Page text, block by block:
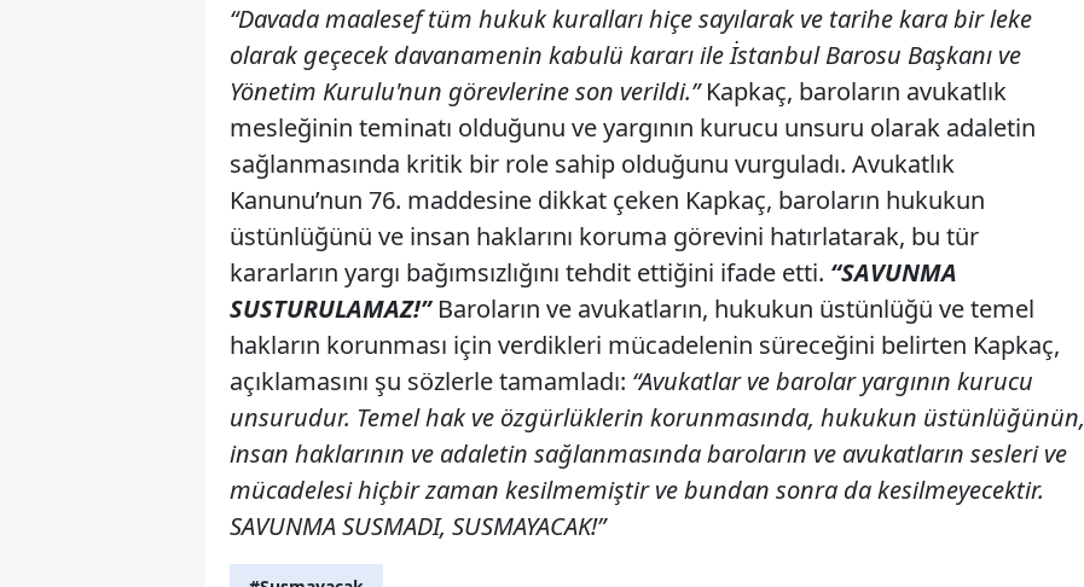
“Davada maalesef tüm hukuk kuralları hiçe sayılarak ve tarihe kara bir leke
olarak geçecek davanamenin kabulü kararı ile İstanbul Barosu Başkanı ve
Yönetim Kurulu'nun görevlerine son verildi.”Kapkaç, baroların avukatlık
mesleğinin teminatı olduğunu ve yargının kurucu unsuru olarak adaletin
sağlanmasında kritik bir role sahip olduğunu vurguladı. Avukatlık
Kanunu’nun 76. maddesine dikkat çeken Kapkaç, baroların hukukun
üstünlüğünü ve insan haklarını koruma görevini hatırlatarak, bu tür
kararların yargı bağımsızlığını tehdit ettiğini ifade etti. “SAVUNMA
SUSTURULAMAZ!”Baroların ve avukatların, hukukun üstünlüğü ve temel
hakların korunması için verdikleri mücadelenin süreceğini belirten Kapkaç,
açıklamasını şu sözlerle tamamladı: “Avukatlar ve barolar yargının kurucu
unsurudur. Temel hak ve özgürlüklerin korunmasında, hukukun üstünlüğünün,
insan haklarının ve adaletin sağlanmasında baroların ve avukatların sesleri ve
mücadelesi hiçbir zaman kesilmemiştir ve bundan sonra da kesilmeyecektir.
SAVUNMA SUSMADI, SUSMAYACAK!”